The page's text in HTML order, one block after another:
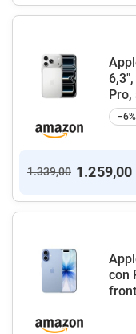
Pro,
−6%
1.339,00 1.259,00
con